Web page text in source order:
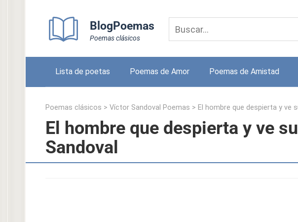
BlogPoemas
Poemas clásicos
Lista de poetas Poemas de Amor Poemas de Amistad
Poemas clásicos > Víctor Sandoval Poemas > El hombre que despierta y ve
El hombre que despierta y ve
Sandoval